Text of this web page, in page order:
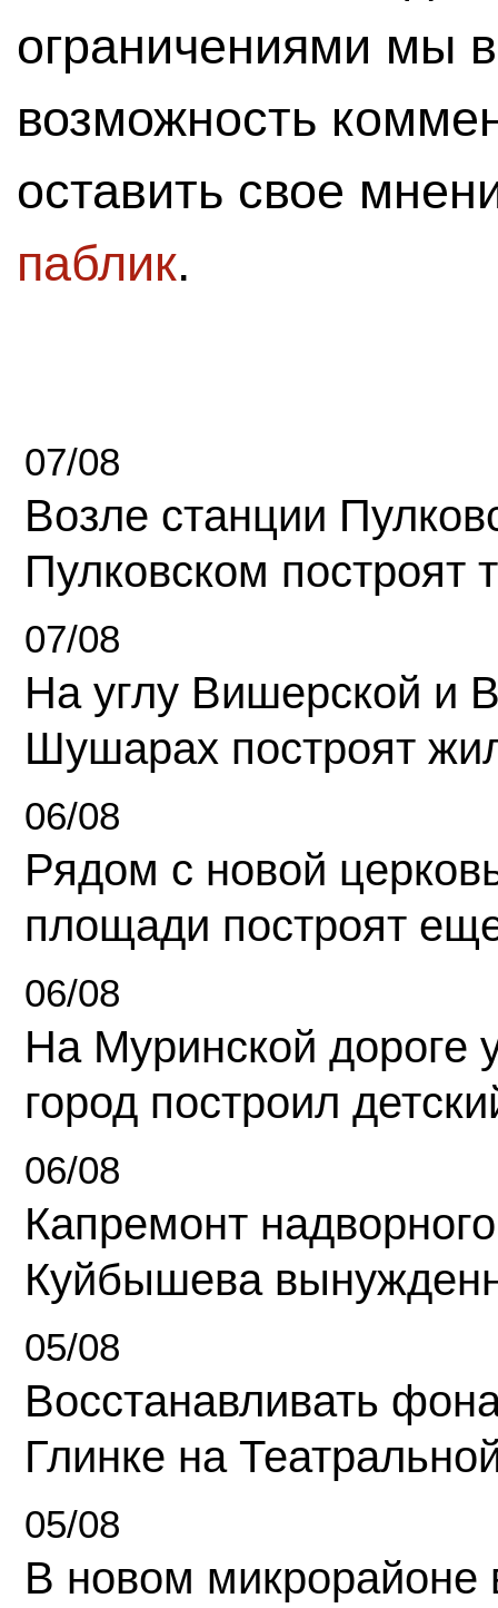
ограничениями мы
возможность
оставить свое
паблик.
07/08
Возле станции
Пулковском построят
07/08
На углу Вишерской и
Шушарах построят
06/08
Рядом с новой
площади построят
06/08
На Муринской дороге
город построил
06/08
Капремонт
Куйбышева
05/08
Восстанавливать
Глинке на
05/08
В новом микрорайоне